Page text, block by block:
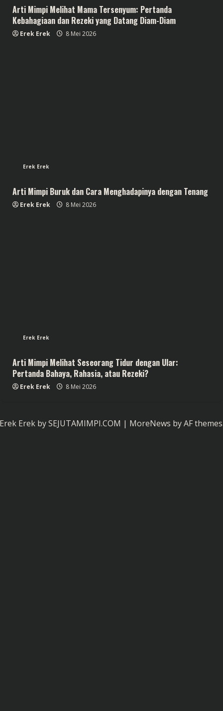
Arti Mimpi Melihat Mama Tersenyum: Pertanda
Kebahagiaan dan Rezeki yang Datang Diam-Diam
Erek Erek 8 Mei 2026
Erek Erek
Arti Mimpi Buruk dan Cara Menghadapinya dengan Tenang
Erek Erek 8 Mei 2026
Erek Erek
Arti Mimpi Melihat Seseorang Tidur dengan Ular:
Pertanda Bahaya, Rahasia, atau Rezeki?
Erek Erek 8 Mei 2026
Erek by SEJUTAMIMPI.COM | MoreNews by AF